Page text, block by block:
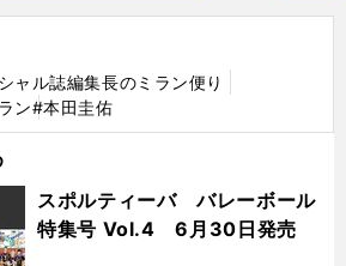
ャル誌編集長のミラン便り
ン#本田圭佑
スポルティーバ バレーボール
特集号 Vol.4 6月30日発売